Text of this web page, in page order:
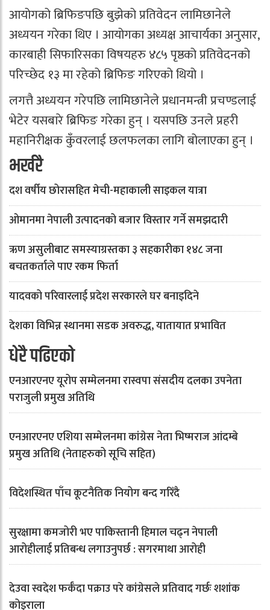
आयोगको ब्रिफिङपछि बुझेको प्रतिवेदन लामिछानेले
अध्ययन गरेका थिए । आयोगका अध्यक्ष आचार्यका अनुसार,
कारबाही सिफारिसका विषयहरु ४८५ पृष्ठको प्रतिवेदनको
परिच्छेद १३ मा रहेको ब्रिफिङ गरिएको थियो ।
लगत्तै अध्ययन गरेपछि लामिछानेले प्रधानमन्त्री प्रचण्डलाई
भेटेर यसबारे ब्रिफिङ गरेका हुन् । यसपछि उनले प्रहरी
महानिरीक्षक कुँवरलाई छलफलका लागि बोलाएका हुन् ।
भर्खरै
दश वर्षीय छोरासहित मेची-महाकाली साइकल यात्रा
ओमानमा नेपाली उत्पादनको बजार विस्तार गर्ने समझदारी
ऋण असुलीबाट समस्याग्रस्तका ३ सहकारीका १४८ जना
बचतकर्ताले पाए रकम फिर्ता
यादवको परिवारलाई प्रदेश सरकारले घर बनाइदिने
देशका विभिन्न स्थानमा सडक अवरुद्ध, यातायात प्रभावित
धेरै पढिएको
एनआरएनए यूरोप सम्मेलनमा रास्वपा संसदीय दलका उपनेता
पराजुली प्रमुख अतिथि
एनआरएनए एशिया सम्मेलनमा कांग्रेस नेता भिष्मराज आंदम्बे
प्रमुख अतिथि (नेताहरुको सूचि सहित)
विदेशस्थित पाँच कूटनैतिक नियोग बन्द गरिँदै
सुरक्षामा कमजोरी भए पाकिस्तानी हिमाल चढ्न नेपाली
आरोहीलाई प्रतिबन्ध लगाउनुपर्छ : सगरमाथा आरोही
देउवा स्वदेश फर्कँदा पक्राउ परे कांग्रेसले प्रतिवाद गर्छः शशांक
कोइराला